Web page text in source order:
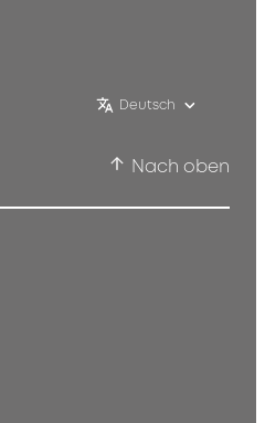
Deutsch
Nach oben